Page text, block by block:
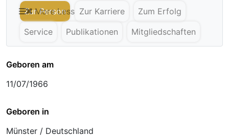
Zur Person Zur Karriere
Zum Erfolg
Service
Publikationen Mitgliedschaften
More Less
Geboren am
11/07/1966
Geboren in
Münster / Deutschland